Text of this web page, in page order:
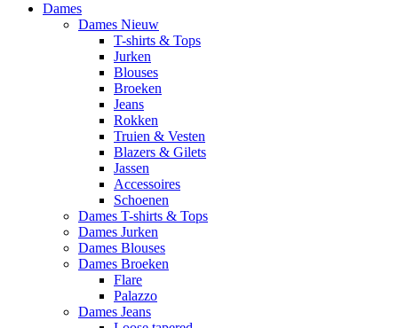
Dames
Dames Nieuw
T-shirts & Tops
Jurken
Blouses
Broeken
Jeans
Rokken
Truien & Vesten
Blazers & Gilets
Jassen
Accessoires
Schoenen
Dames T-shirts & Tops
Dames Jurken
Dames Blouses
Dames Broeken
Flare
Palazzo
Dames Jeans